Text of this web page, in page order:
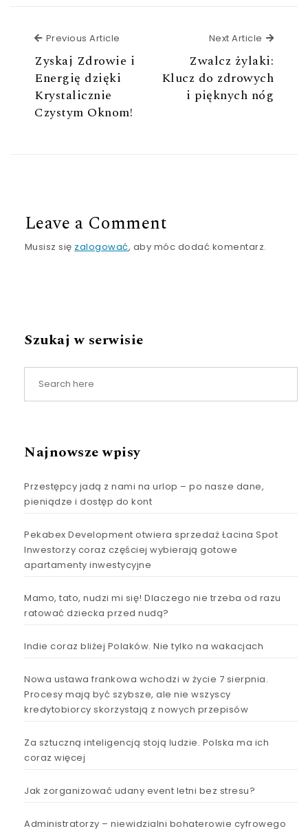
Previous Article
Zyskaj Zdrowie i
Energię dzięki
Krystalicznie
Czystym Oknom!
Next Article Next
Zwalcz żylaki:
Klucz do zdrowych
i pięknych nóg
Leave a Comment
Musisz się zalogować, aby móc dodać komentarz.
Szukaj w serwisie
Najnowsze wpisy
Przestępcy jadą z nami na urlop – po nasze dane,
pieniądze i dostęp do kont
Pekabex Development otwiera sprzedaż Łacina Spot
Inwestorzy coraz częściej wybierają gotowe
apartamenty inwestycyjne
Mamo, tato, nudzi mi się! Dlaczego nie trzeba od razu
ratować dziecka przed nudą?
Indie coraz bliżej Polaków. Nie tylko na wakacjach
Nowa ustawa frankowa wchodzi w życie 7 sierpnia.
Procesy mają być szybsze, ale nie wszyscy
kredytobiorcy skorzystają z nowych przepisów
Za sztuczną inteligencją stoją ludzie. Polska ma ich
coraz więcej
Jak zorganizować udany event letni bez stresu?
Administratorzy – niewidzialni bohaterowie cyfrowego